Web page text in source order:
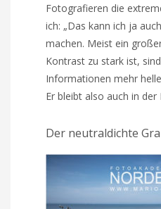
Fotografieren die
ich: „Das kann ich ja
machen. Meist ein
Kontrast zu stark ist,
Informationen mehr
Er bleibt also auch in der
Der neutraldichte